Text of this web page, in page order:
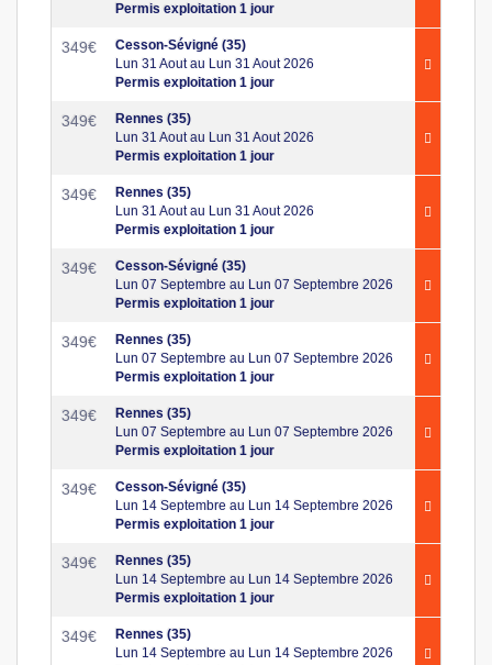
Permis exploitation 1 jour
349€
Cesson-Sévigné (35)
Lun 31 Aout au Lun 31 Aout 2026
Permis exploitation 1 jour
349€
Rennes (35)
Lun 31 Aout au Lun 31 Aout 2026
Permis exploitation 1 jour
349€
Rennes (35)
Lun 31 Aout au Lun 31 Aout 2026
Permis exploitation 1 jour
349€
Cesson-Sévigné (35)
Lun 07 Septembre au Lun 07 Septembre 2026
Permis exploitation 1 jour
349€
Rennes (35)
Lun 07 Septembre au Lun 07 Septembre 2026
Permis exploitation 1 jour
349€
Rennes (35)
Lun 07 Septembre au Lun 07 Septembre 2026
Permis exploitation 1 jour
349€
Cesson-Sévigné (35)
Lun 14 Septembre au Lun 14 Septembre 2026
Permis exploitation 1 jour
349€
Rennes (35)
Lun 14 Septembre au Lun 14 Septembre 2026
Permis exploitation 1 jour
349€
Rennes (35)
Lun 14 Septembre au Lun 14 Septembre 2026